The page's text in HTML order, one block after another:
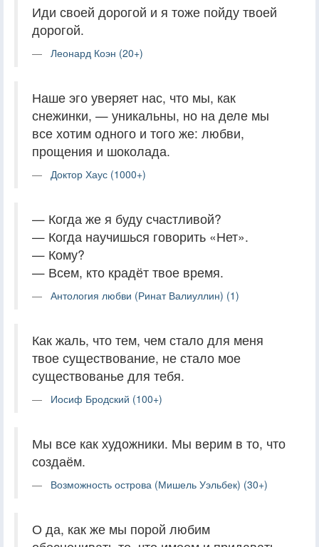
Иди своей дорогой и я тоже пойду твоей
дорогой.
Леонард Коэн (20+)
Наше эго уверяет нас, что мы, как
снежинки, — уникальны, но на деле мы
все хотим одного и того же: любви,
прощения и шоколада.
Доктор Хаус (1000+)
— Когда же я буду счастливой?
— Когда научишься говорить «Нет».
— Кому?
— Всем, кто крадёт твое время.
Антология любви (Ринат Валиуллин) (1)
Как жаль, что тем, чем стало для меня
твое существование, не стало мое
существованье для тебя.
Иосиф Бродский (100+)
Мы все как художники. Мы верим в то, что
создаём.
Возможность острова (Мишель Уэльбек) (30+)
О да, как же мы порой любим